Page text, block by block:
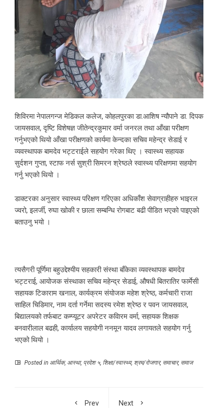
शिविरमा नेपालगन्ज मेडिकल कलेज, कोहलपुरका डा.आशिष न्यौपाने डा. दिपक
जायसवाल, दृष्टि विशेषज्ञ जीतेन्द्रकुमार वर्मा जनरल तथा आँखा परीक्षण
गर्नुभएको थियो आँखा परीक्षणको कार्यमा केन्दका सचिव महेन्द्र सेडाई र
व्यवस्थापक बामदेव भट्टराईले सहयोग गरेका थिए । स्वास्थ्य सहायक
सुर्दशन गुप्ता, स्टाफ नर्स सुश्री सिमरन श्रेष्ठले स्वास्थ्य परिक्षणमा सहयोग
गर्नु भएको थियो ।
डाक्टरका अनुसार स्वास्थ्य परिक्षण गरिएका अधिकाँश सेवाग्राहीहरु भाइरल
ज्वरो, इलर्जी, रुघा खोकी र छाला सम्बन्धि रोगबाट बढी पीडित भएको पाइएको
बताउनु भयो ।
त्यसैगरी पूर्णिमा बहुउद्देश्यीय सहकारी संस्था बाँकेका व्यवस्थापक बामदेव
भट्टराई, आयोजक संस्थाका सचिव महेन्द्र सेडाई, औषधी बितरातिर फार्मेसी
सहायक टिकाराम खनाल, कार्यक्रम संयोजक महेश श्रेष्ठ, कर्मचारी राजा
साहिल चिडिमार, नाम दर्ता गर्नेमा सदस्य रमेश श्रेष्ठ र पवन जायसवाल,
बिद्यालयको तर्फबाट कम्प्यूटर अपरेटर कविारम वर्मा, सहायक शिक्षक
बनवारीलाल बढही, कार्यालय सहयोगी ननमून यादव लगायतले सहयोग गर्नु
भएको थियो ।
Posted in आर्थिक, आस्था, प्रदेश ५ शिक्षा/स्वास्थ्य, श्रम/रोजगार, समाचार, समाज
Prev
Next